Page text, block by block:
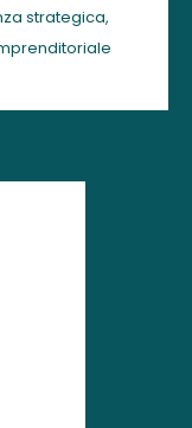
strategica,